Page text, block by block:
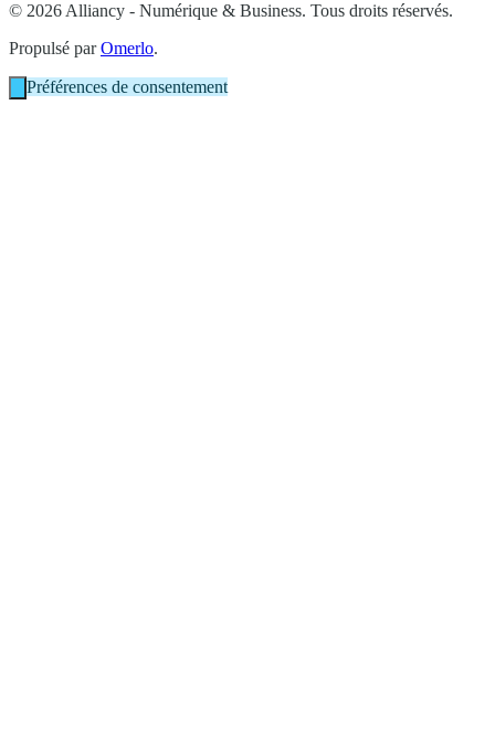
© 2026 Alliancy - Numérique & Business. Tous droits réservés.
Propulsé parOmerlo.
Préférences de consentement